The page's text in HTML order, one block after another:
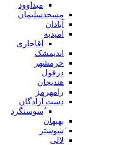
میداوود
مسجدسلیمان
آبادان
امیدیه
آقاجاری
اندیمشک
خرمشهر
دزفول
هندیجان
رامهرمز
دست آزادگان
ُسوسنگرد
بهبهان
َشوشتر
لالی